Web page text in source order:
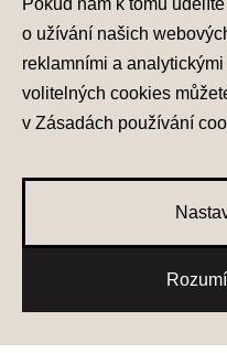
Kontakt
Pokud nám k tomu
o užívání našich
reklamními a
volitelných cookies
v Zásadách používání